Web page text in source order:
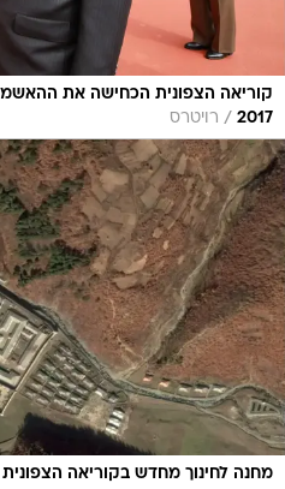
קוריאה הצפונית הכחישה את
2017
/ רויטרס
מחנה לחינוך מחדש בקוריאה הצפונית